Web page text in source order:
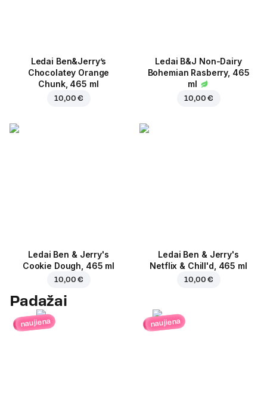
Ledai Ben&Jerry’s
Chocolatey Orange
Chunk, 465 ml
10,00 €
Ledai B&J Non-Dairy
Bohemian Rasberry, 465
ml
10,00 €
Ledai Ben & Jerry's
Cookie Dough, 465 ml
10,00 €
Ledai Ben & Jerry's
Netflix & Chill'd, 465 ml
10,00 €
Padažai
naujiena naujiena